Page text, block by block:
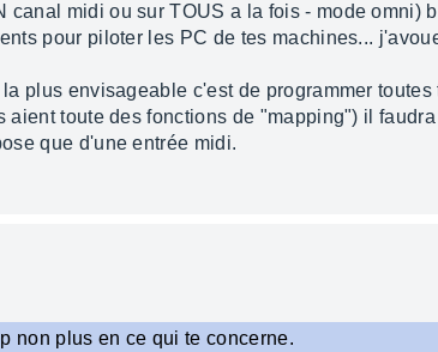
canal midi ou sur TOUS a la fois - mode
pour piloter les PC de tes machines...
plus envisageable c'est de programmer
aient toute des fonctions de "mapping") il
que d'une entrée midi.
non plus en ce qui te concerne.